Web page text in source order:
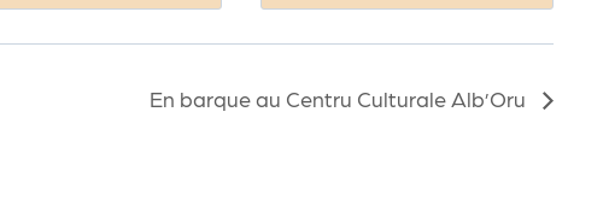
En barque au Centru Culturale Alb’Oru